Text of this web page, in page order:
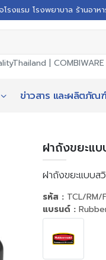
รงแรม โรงพยาบาล ร้านอาหา
| COMBIWARE
ข่าวสาร และผลิตภัณฑ์
ฝาถังขยะแ
ฝาถังขยะแบบส
รหัส : TCL/RM/
แบรนด์ :